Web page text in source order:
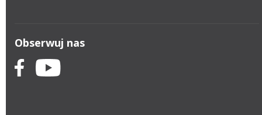
Obserwuj nas